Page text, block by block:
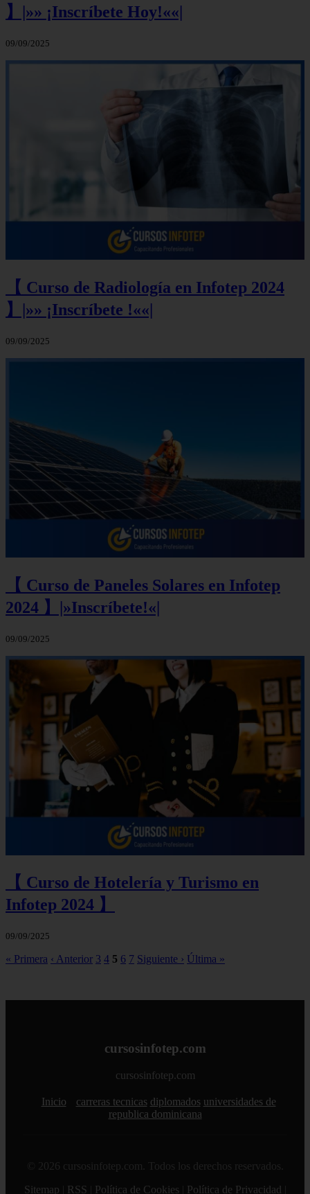
】|»» ¡Inscríbete Hoy!««|
09/09/2025
【 Curso de Radiología en Infotep 2024
】|»» ¡Inscríbete !««|
09/09/2025
【 Curso de Paneles Solares en Infotep
2024 】|»Inscríbete!«|
09/09/2025
【 Curso de Hotelería y Turismo en
Infotep 2024 】
09/09/2025
« Primera ‹ Anterior 3 4 5 6 7 Siguiente › Última »
cursosinfotep.com
cursosinfotep.com
Inicio carreras tecnicas diplomados universidades de
republica dominicana
© 2026 cursosinfotep.com. Todos los derechos reservados.
Sitemap
RSS Política de Cookies Política de Privacidad